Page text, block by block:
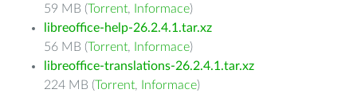
59 MB (Torrent, Informace)
libreoffice-help-26.2.4.1.tar.xz
56 MB (Torrent, Informace)
libreoffice-translations-26.2.4.1.tar.xz
224 MB (Torrent, Informace)